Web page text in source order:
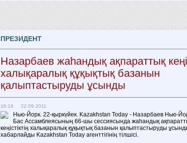
ПРЕЗИДЕНТ
Назарбаев жаһандық ақпараттық
халықаралық құқықтық базанын
қалыптастыруды ұсынды
16:16 22.09.2011
Нью-Йорк. 22-қыркүйек. Kazakhstan Today - Назарбаев Нью-
Бас Ассамблеясының 66-шы сессиясында жаһандық
кеңістіктің халықаралық құқықтық базанын қалыптастыруды
хабарлайды Kazakhstan Today агенттігінің тілшісі.